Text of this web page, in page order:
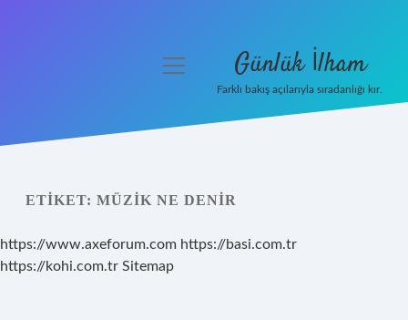
Yasal Uyarı
Hakkımızda
menüyü
Günlük İlham
Farklı bakış açılarıyla sıradanlığı kır.
ETIKET: MÜZIK NE DENIR
https://www.axeforum.com https://basi.com.tr
https://kohi.com.tr Sitemap